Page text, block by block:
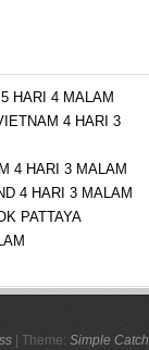
HARI 4 MALAM
4 HARI 3
4 HARI 3 MALAM
4 HARI 3 MALAM
PATTAYA
| Theme: Simple Catch